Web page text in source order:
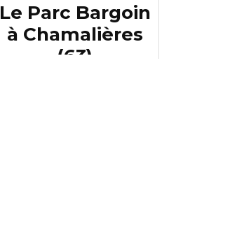
Le Parc Bargoin
à Chamalières
(63)